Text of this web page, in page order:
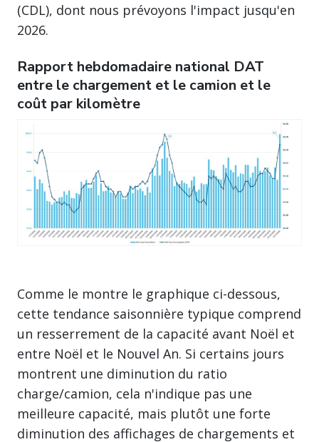
(CDL), dont nous prévoyons l'impact jusqu'en
2026.
Rapport hebdomadaire national DAT
entre le chargement et le camion et le
coût par kilomètre
Comme le montre le graphique ci-dessous,
cette tendance saisonnière typique comprend
un resserrement de la capacité avant Noël et
entre Noël et le Nouvel An. Si certains jours
montrent une diminution du ratio
charge/camion, cela n'indique pas une
meilleure capacité, mais plutôt une forte
diminution des affichages de chargements et